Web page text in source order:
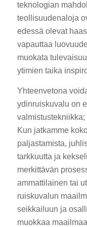
teknologian
teollisuudenaloja
edessä olevat
vapauttaa
muokata
ytimien taika
Yhteenvetona
ydinruiskuvalu on
valmistustekniikka;
Kun jatkamme
paljastamista,
tarkkuutta ja
merkittävän
ammattilainen tai
ruiskuvalun
seikkailuun ja
muokkaa